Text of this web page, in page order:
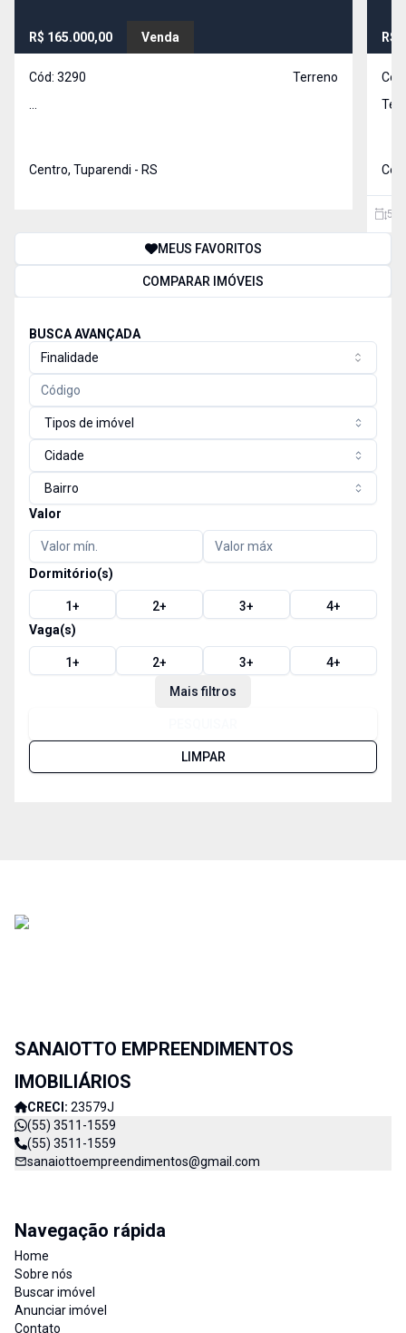
R$ 165.000,00 Venda
Cód: 3290
Terreno
Centro, Tuparendi - RS
R$
504
MEUS FAVORITOS
COMPARAR IMÓVEIS
BUSCA AVANÇADA
Finalidade
Tipos de imóvel
Cidade
Bairro
Valor
Dormitório(s)
1+ 2+ 3+ 4+
Vaga(s)
1+ 2+ 3+ 4+
Mais filtros
LIMPAR
SANAIOTTO EMPREENDIMENTOS
IMOBILIÁRIOS
CRECI: 23579J
(55) 3511-1559
(55) 3511-1559
sanaiottoempreendimentos@gmail.com
Navegação rápida
Home
Sobre nós
Buscar imóvel
Anunciar imóvel
Contato